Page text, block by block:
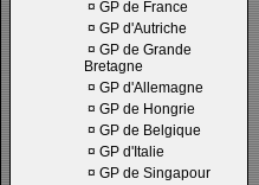
¤ GP de France
¤ GP d'Autriche
¤ GP de Grande
Bretagne
¤ GP d'Allemagne
¤ GP de Hongrie
¤ GP de Belgique
¤ GP d'Italie
¤ GP de Singapour